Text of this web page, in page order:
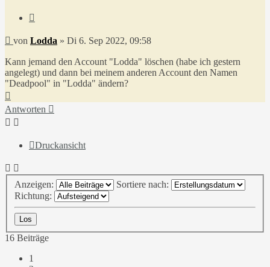
Beitrag
von Lodda » Di 6. Sep 2022, 09:58
Kann jemand den Account "Lodda" löschen (habe ich gestern
angelegt) und dann bei meinem anderen Account den Namen
"Deadpool" in "Lodda" ändern?
oben
Antworten
Druckansicht
Anzeigen:
Sortiere nach:
Richtung:
16 Beiträge
1